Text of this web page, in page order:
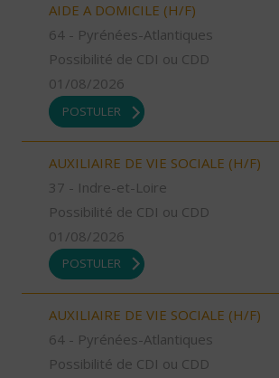
AIDE A DOMICILE (H/F)
64 - Pyrénées-Atlantiques
Possibilité de CDI ou CDD
01/08/2026
POSTULER
AUXILIAIRE DE VIE SOCIALE (H/F)
37 - Indre-et-Loire
Possibilité de CDI ou CDD
01/08/2026
POSTULER
AUXILIAIRE DE VIE SOCIALE (H/F)
64 - Pyrénées-Atlantiques
Possibilité de CDI ou CDD